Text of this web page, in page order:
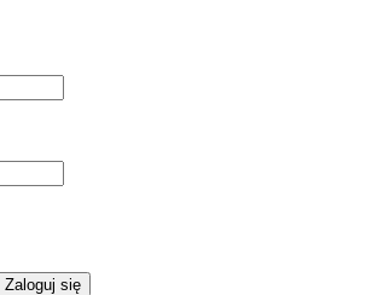
Zaloguj się